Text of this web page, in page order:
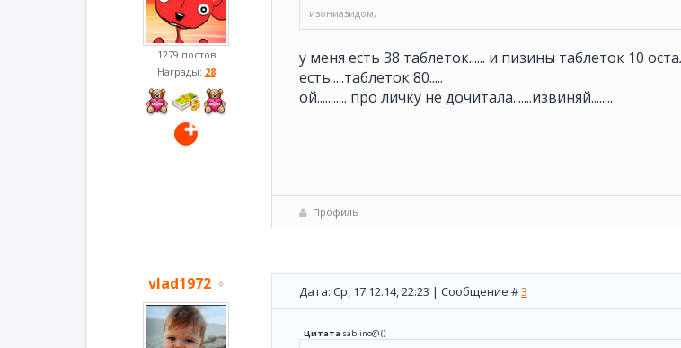
1279 постов
Награды: 28
изониазидом,
у меня есть 38 таблеток...... и пизины таблеток 10
есть.....таблеток 80.....
ой........... про личку не дочитала.......извиняй........
Профиль
vlad1972 Дата: Ср, 17.12.14, 22:23 | Сообщение #3
Цитата sablino@()